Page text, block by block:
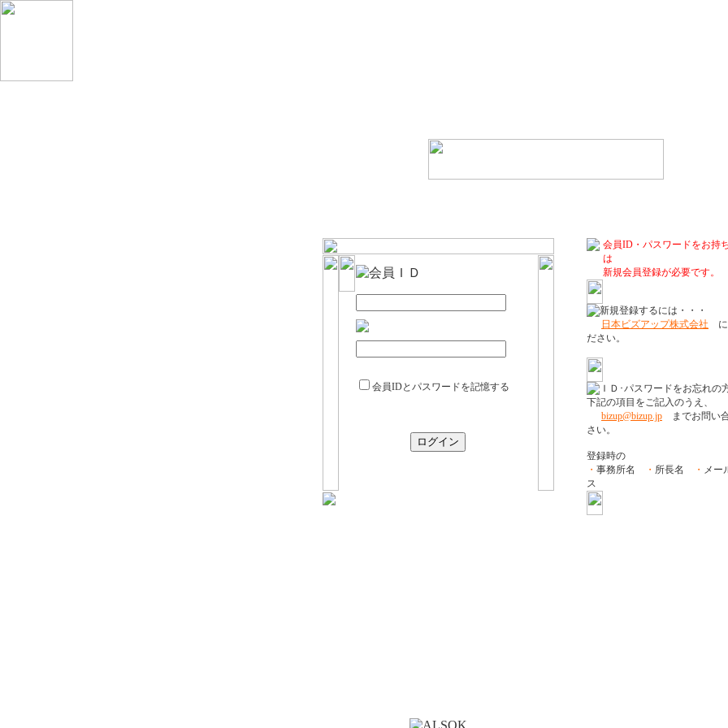
会員IDとパスワードを記憶する
会員ID・パスワードをお持
は
新規会員登録が必要です。
日本ビズアップ株式会社 に
ださい。
下記の項目をご記入のうえ、
bizup@bizup.jp までお問い
さい。
登録時の
・ 事務所名 ・ 所長名 ・ メー
ス